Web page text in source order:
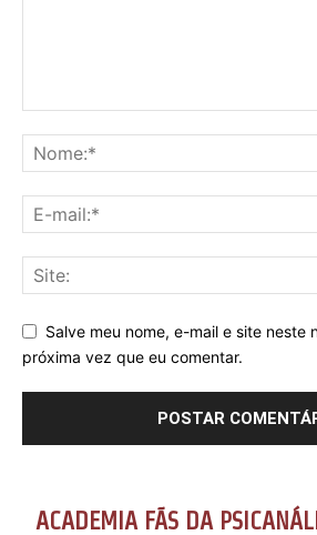
Salve meu nome, e-mail e site neste
próxima vez que eu comentar.
ACADEMIA FÃS DA